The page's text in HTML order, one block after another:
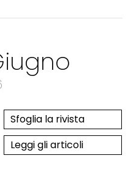
Sfoglia la rivista
Leggi gli articoli